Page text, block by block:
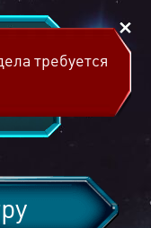
требуется